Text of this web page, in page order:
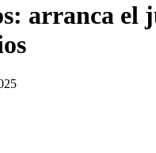
arranca el